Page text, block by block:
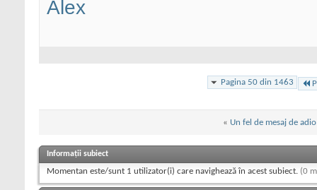
Alex
Pagina 50 din 1463
« Un fel de mesaj de adio
Informații subiect
Momentan este/sunt 1 utilizator(i) care navighează în acest subiect. (0